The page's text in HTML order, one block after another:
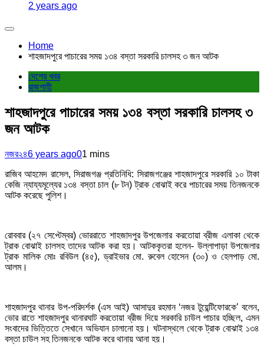
2 years ago
Home
শাহজাদপুরে পাচারের সময় ১৩৪ বস্তা সরকারি চালসহ ৩ জন আটক
দেশের খবর
রাজশাহী
শাহজাদপুরে পাচারের সময় ১৩৪ বস্তা সরকারি চালসহ ৩
জন আটক
নজর২৪6 years ago01 mins
রাজিব আহমেদ রাসেল, সিরাজগঞ্জ প্রতিনিধি: সিরাজগঞ্জের শাহজাদপুরে সরকারি ১০ টাকা
কেজি ন্যায্যমূল্যের ১৩৪ বস্তা চাল (৮ টন) ট্রাক বোঝাই করে পাচারের সময় তিনজনকে
আটক করেছে পুলিশ।
রোববার (২৭ সেপ্টেম্বর) ভোররাতে শাহজাদপুর উপজেলার করতোয়া ব্রীজ এলাকা থেকে
ট্রাক বোঝাই চালসহ তাদের আটক করা হয়। আটককৃতরা হলেন- উল্লাপাড়া উপজেলার
ট্রাক মালিক মোঃ রবিউল (৪৫), ড্রাইভার মো. রুবেল হোসেন (৩০) ও হেলপাড় মো.
আলম।
শাহজাদপুর থানার উপ-পরিদর্শক (এস আই) আসাদুর রহমান ‘নজর টুয়েন্টিফোরকে’ বলেন,
ভোর রাতে শাহজাদপুর থানারঘাট করতোয়া ব্রীজ দিয়ে সরকারি চাউল পাচার হচ্ছিল, এমন
সংবাদের ভিত্তিতে সেখানে অভিযান চালানো হয়। ঘটনাস্থলে থেকে ট্রাক বোঝাই ১৩৪
বস্তা চাউল সহ তিনজনকে আটক করে থানায় আনা হয়।